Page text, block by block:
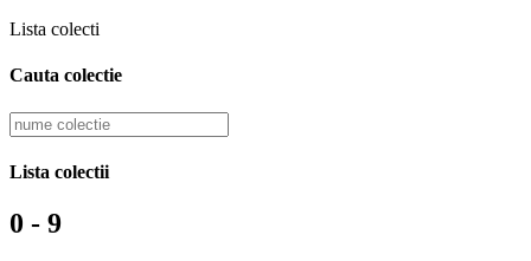
Lista colecti
Cauta colectie
Lista colectii
0 - 9